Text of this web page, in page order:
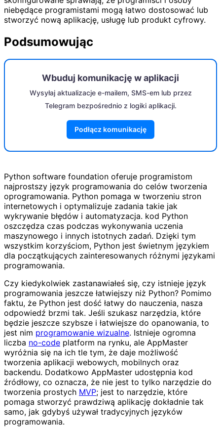
niebędące programistami mogą łatwo dostosować lub
stworzyć nową aplikację, usługę lub produkt cyfrowy.
Podsumowując
Wbuduj komunikację w aplikacji
Wysyłaj aktualizacje e-mailem, SMS-em lub przez
Telegram bezpośrednio z logiki aplikacji.
Podłącz komunikację
Python software foundation oferuje programistom
najprostszy język programowania do celów tworzenia
oprogramowania. Python pomaga w tworzeniu stron
internetowych i optymalizuje zadania takie jak
wykrywanie błędów i automatyzacja. kod Python
oszczędza czas podczas wykonywania uczenia
maszynowego i innych istotnych zadań. Dzięki tym
wszystkim korzyściom, Python jest świetnym językiem
dla początkujących zainteresowanych różnymi językami
programowania.
Czy kiedykolwiek zastanawiałeś się, czy istnieje język
programowania jeszcze łatwiejszy niż Python? Pomimo
faktu, że Python jest dość łatwy do nauczenia, nasza
odpowiedź brzmi tak. Jeśli szukasz narzędzia, które
będzie jeszcze szybsze i łatwiejsze do opanowania, to
jest nim programowanie wizualne. Istnieje ogromna
liczba no-code platform na rynku, ale AppMaster
wyróżnia się na ich tle tym, że daje możliwość
tworzenia aplikacji webowych, mobilnych oraz
backendu. Dodatkowo AppMaster udostępnia kod
źródłowy, co oznacza, że nie jest to tylko narzędzie do
tworzenia prostych MVP; jest to narzędzie, które
pomaga stworzyć prawdziwą aplikację dokładnie tak
samo, jak gdybyś używał tradycyjnych języków
programowania.